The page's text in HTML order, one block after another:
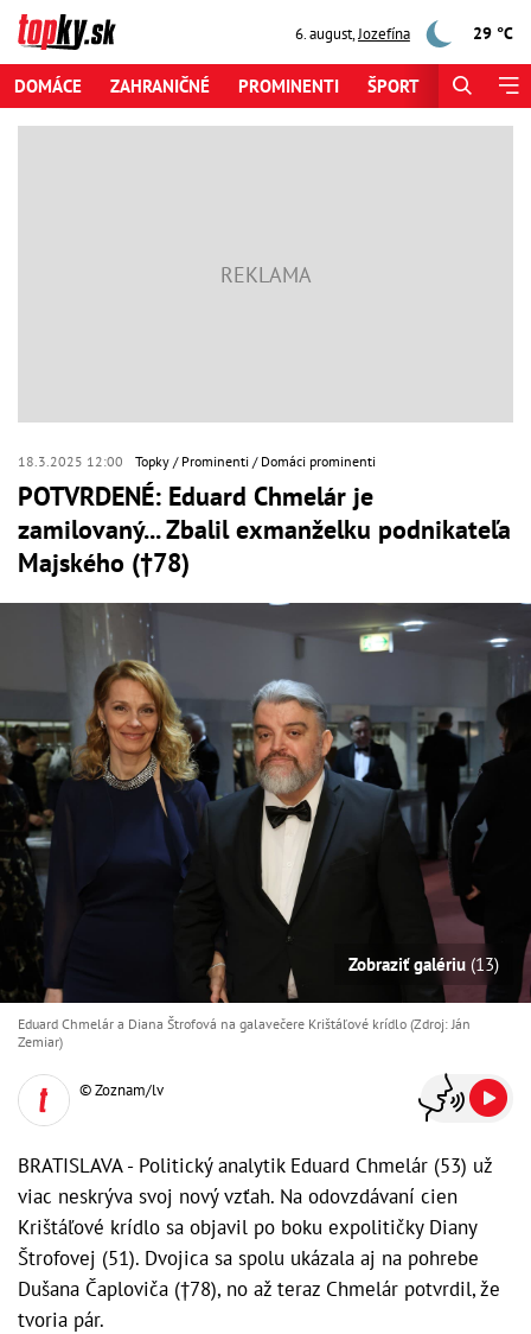
6. august,Jozefína 29 °C
DOMÁCE ZAHRANIČNÉ PROMINENTI ŠPORT
18.3.2025 12:00 Topky Prominenti Domáci prominenti
POTVRDENÉ: Eduard Chmelár je
zamilovaný... Zbalil exmanželku podnikateľa
Majského (†78)
Zobraziť galériu (13)
Eduard Chmelár a Diana Štrofová na galavečere Krištáľové krídlo (Zdroj: Ján
Zemiar)
© Zoznam/lv
BRATISLAVA - Politický analytik Eduard Chmelár (53) už
viac neskrýva svoj nový vzťah. Na odovzdávaní cien
Krištáľové krídlo sa objavil po boku expolitičky Diany
Štrofovej (51). Dvojica sa spolu ukázala aj na pohrebe
Dušana Čaploviča (†78), no až teraz Chmelár potvrdil, že
tvoria pár.